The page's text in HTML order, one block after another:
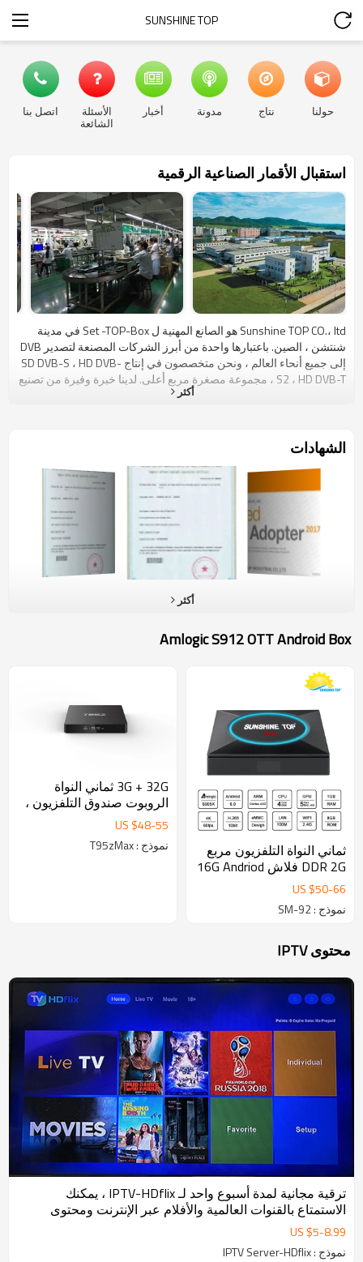
SUNSHINE TOP
حولنا نتاج مدونة أخبار الأسئلة
الشائعة
اتصل بنا
استقبال الأقمار الصناعية الرقمية
Sunshine TOP CO.، ltd هو الصانع المهنية ل Set -TOP-Box في مدينة
شنتشن ، الصين. باعتبارها واحدة من أبرز الشركات المصنعة لتصدير DVB
إلى جميع أنحاء العالم ، ونحن متخصصون في إنتاج SD DVB-S ، HD DVB-
S2 ، HD DVB-T ، مجموعة مصغرة مربع أعلى. لدينا خبرة وفيرة من تصنيع
المعدات الأصلية وتصنيع التصميم الشخصي المنتجات. رئيسنا يعرف
تصل إلى أكثر من 4 مليون وحدة كل عام ، نحن قلقون للغاية حول جودة
المنتجات العالية. تم إنشاء قسم مهندس المشتريات الخاص لجعل تأكد من
أن جميع المواد الخام ذات جودة عالية. شركة Melioration المستمرة هي
مبدأ الشركة ، وسنظل نعمل باستمرار على تحسين وضع تشغيل الشركة
، ونعمل على تزويد العملاء بأفضل خدمات الرمل ، ونود أن نعبر عن
نزاهتنا ومسؤوليتنا لإقامة علاقات تجارية مع عملائنا العالميين على أساس
المساواة المنفعة المتبادلة.
أكثر
الشهادات
أكثر
Amlogic S912 OTT Android Box
ثماني النواة التلفزيون مربع
DDR 2G فلاش 16G Andriod
7.1 Amlogic S912 4K
BOX
US $50-66
نموذج : SM-92
3G + 32G ثماني النواة
الروبوت صندوق التلفزيون ،
فاي المزدوج والبلوتوث
US $48-55
نموذج : T95zMax
محتوى IPTV
ترقية مجانية لمدة أسبوع واحد لـ IPTV-HDflix ، يمكنك
الاستمتاع بالقنوات العالمية والأفلام عبر الإنترنت ومحتوى
البالغين بحرية.
US $5-8.99
نموذج : IPTV Server-HDflix